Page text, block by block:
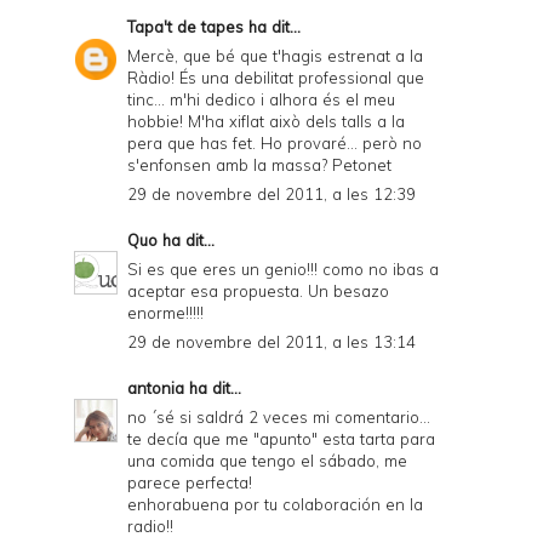
Tapa't de tapes ha dit...
Mercè, que bé que t'hagis estrenat a la
Ràdio! És una debilitat professional que
tinc... m'hi dedico i alhora és el meu
hobbie! M'ha xiflat això dels talls a la
pera que has fet. Ho provaré... però no
s'enfonsen amb la massa? Petonet
29 de novembre del 2011, a les 12:39
Quo ha dit...
Si es que eres un genio!!! como no ibas a
aceptar esa propuesta. Un besazo
enorme!!!!!
29 de novembre del 2011, a les 13:14
antonia ha dit...
no ´sé si saldrá 2 veces mi comentario...
te decía que me "apunto" esta tarta para
una comida que tengo el sábado, me
parece perfecta!
enhorabuena por tu colaboración en la
radio!!